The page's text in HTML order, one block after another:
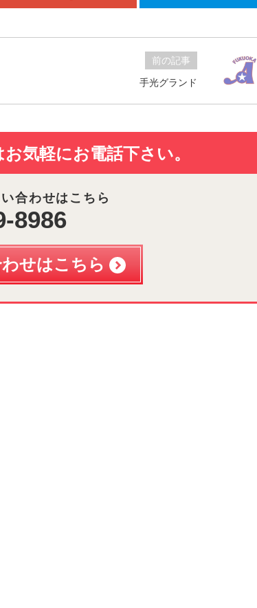
前の記事
手光グランド
お気軽にお電話下さい。
合わせはこちら
8986
せはこちら